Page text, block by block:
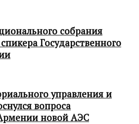
собрания
Государственного
управления и
вопроса
новой АЭС